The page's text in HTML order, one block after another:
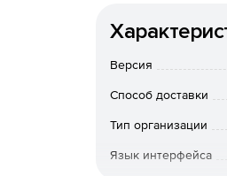
Видео, картинки и
Возможность
Переход Morph.
Версия
Способ доставки
Тип организации
Язык интерфейса